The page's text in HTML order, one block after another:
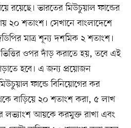
রয়েছে। ভারতের মিউচুয়াল ফান্ডের
২০ শতাংশ। সেখানে বাংলাদেশে
মাত্র শূন্য দশমিক ২ শতাংশ।
ওপর দাঁড় করাতে হয়, তবে এই
হবে। এ জন্য প্রয়োজন
ফান্ডে বিনিয়োগের কর
বাড়িয়ে ২০ শতাংশ করা, ৫ লাখ
লভ্যাংশ আয়কে করমুক্ত রাখা এবং